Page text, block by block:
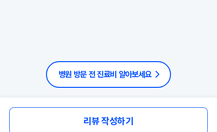
병원 방문 전 진료비 알아보세요
리뷰 작성하기